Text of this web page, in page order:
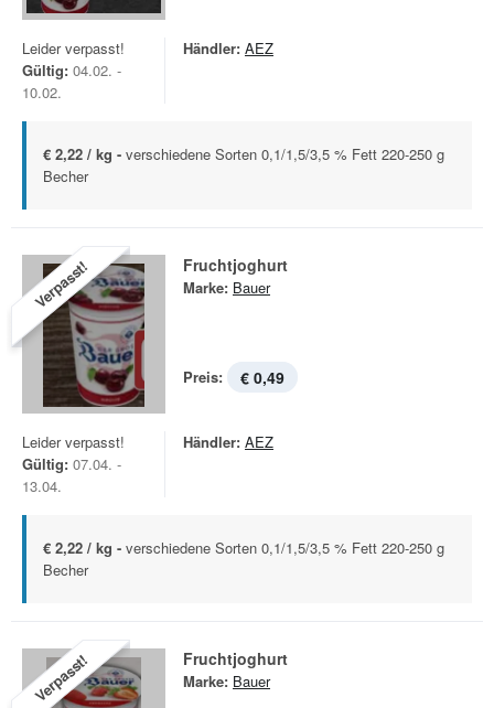
Leider verpasst!
Gültig: 04.02. -
10.02.
Händler: AEZ
€ 2,22 / kg - verschiedene Sorten 0,1/1,5/3,5 % Fett 220-250 g
Becher
Verpasst! Fruchtjoghurt
Marke: Bauer
Preis: € 0,49
Leider verpasst!
Gültig: 07.04. -
13.04.
Händler: AEZ
€ 2,22 / kg - verschiedene Sorten 0,1/1,5/3,5 % Fett 220-250 g
Becher
Verpasst! Fruchtjoghurt
Marke: Bauer